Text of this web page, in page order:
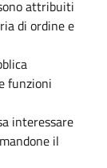
attribuiti
di ordine e
funzioni
interessare
il